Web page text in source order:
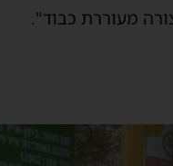
מעוררת כבוד".